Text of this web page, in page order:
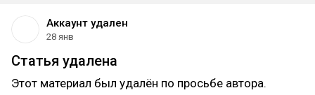
Аккаунт удален
28 янв
Статья удалена
Этот материал был удалён по просьбе автора.